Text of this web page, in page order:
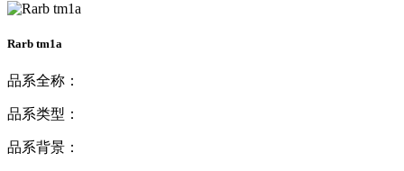
Rarb tm1a
品系全称：
品系类型：
品系背景：